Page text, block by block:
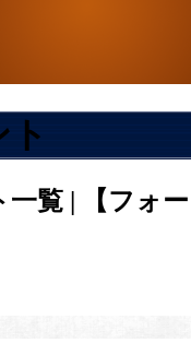
一覧 | 【フォ